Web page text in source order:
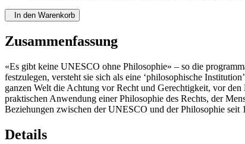
In den Warenkorb
Zusammenfassung
«Es gibt keine UNESCO ohne Philosophie» – so die
festzulegen, versteht sie sich als eine ‘philosophische
ganzen Welt die Achtung vor Recht und Gerechtigkeit, vor
praktischen Anwendung einer Philosophie des Rechts, der
Beziehungen zwischen der UNESCO und der Philosophie seit
Details